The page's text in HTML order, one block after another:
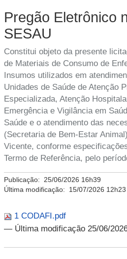
Pregão Eletrônico
SESAU
Constitui objeto da presente
de Materiais de Consumo de
Insumos utilizados em
Unidades de Saúde de Atenção
Especializada, Atenção
Emergência e Vigilância em
Saúde e o atendimento das
(Secretaria de Bem-Estar
Vicente, conforme
Termo de Referência, pelo
Publicação: 25/06/2026 16h39
Última modificação: 15/07/2026 12h23
1 CODAFI.pdf
— Última modificação 25/06/